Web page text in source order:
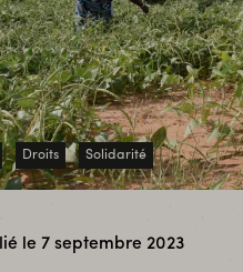
Droits Solidarité
le 7 septembre 2023